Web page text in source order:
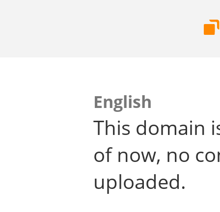
English
This domain
of now, no
uploaded.